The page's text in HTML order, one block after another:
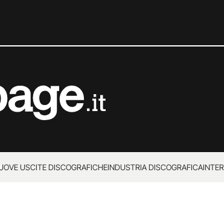
USCITE DISCOGRAFICHEINDUSTRIA DISCOGRAFICA